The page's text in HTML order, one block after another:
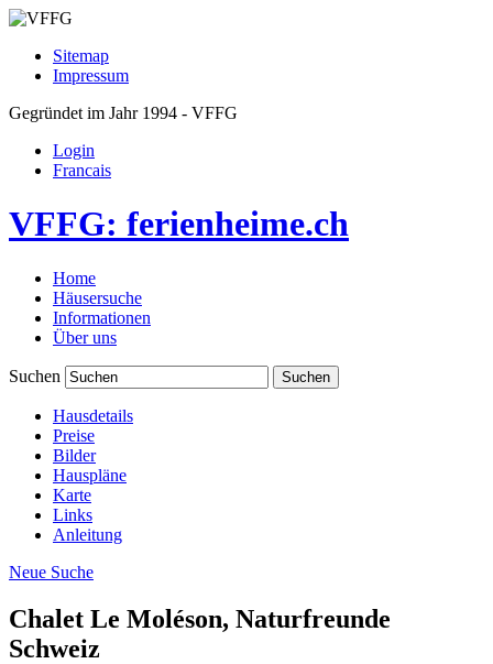
Sitemap
Impressum
Gegründet im Jahr 1994 - VFFG
Login
Francais
VFFG: ferienheime.ch
Home
Häusersuche
Informationen
Über uns
Suchen
Hausdetails
Preise
Bilder
Hauspläne
Karte
Links
Anleitung
Neue Suche
Chalet Le Moléson, Naturfreunde
Schweiz